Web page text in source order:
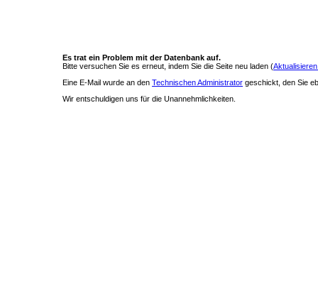
Es trat ein Problem mit der Datenbank auf.
Bitte versuchen Sie es erneut, indem Sie die Seite neu laden (
Eine E-Mail wurde an den Technischen Administrator geschickt, den Sie
Wir entschuldigen uns für die Unannehmlichkeiten.